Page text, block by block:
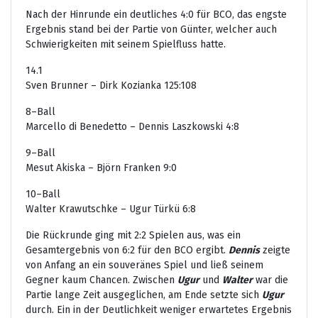
Nach der Hinrunde ein deutliches 4:0 für BCO, das engste
Ergebnis stand bei der Partie von Günter, welcher auch
Schwierigkeiten mit seinem Spielfluss hatte.
14.1
Sven Brunner – Dirk Kozianka 125:108
8–Ball
Marcello di Benedetto – Dennis Laszkowski 4:8
9–Ball
Mesut Akiska – Björn Franken 9:0
10–Ball
Walter Krawutschke – Ugur Türkü 6:8
Die Rückrunde ging mit 2:2 Spielen aus, was ein
Gesamtergebnis von 6:2 für den BCO ergibt. Dennis zeigte
von Anfang an ein souveränes Spiel und ließ seinem
Gegner kaum Chancen. Zwischen Ugurund Walterwar die
Partie lange Zeit ausgeglichen, am Ende setzte sich Ugur
durch. Ein in der Deutlichkeit weniger erwartetes Ergebnis